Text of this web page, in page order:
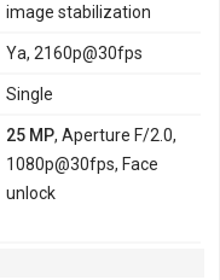
image stabilization
Ya, 2160p@30fps
Single
25 MP, Aperture F/2.0,
1080p@30fps, Face
unlock